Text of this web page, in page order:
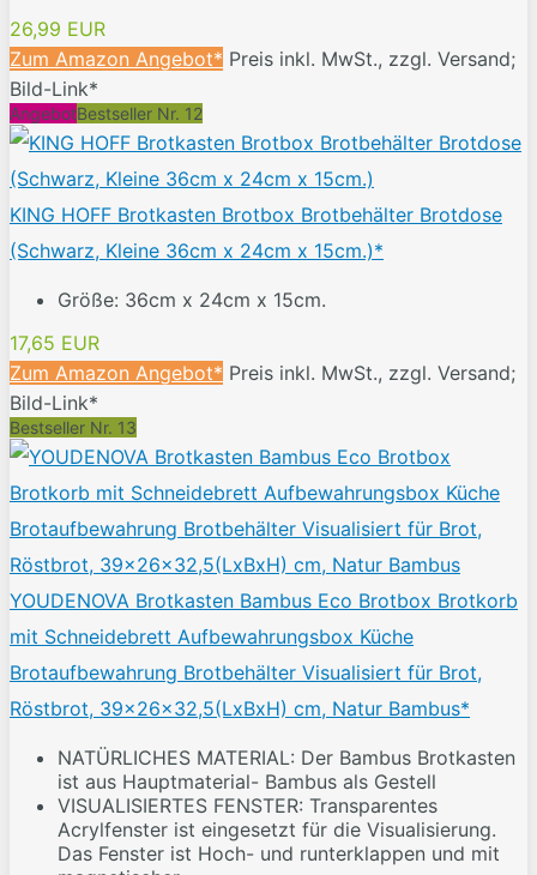
26,99 EUR
Zum Amazon Angebot* Preis inkl. MwSt., zzgl. Versand;
Bild-Link*
AngebotBestseller Nr. 12
KING HOFF Brotkasten Brotbox Brotbehälter Brotdose
(Schwarz, Kleine 36cm x 24cm x 15cm.)*
Größe: 36cm x 24cm x 15cm.
17,65 EUR
Zum Amazon Angebot* Preis inkl. MwSt., zzgl. Versand;
Bild-Link*
Bestseller Nr. 13
YOUDENOVA Brotkasten Bambus Eco Brotbox Brotkorb
mit Schneidebrett Aufbewahrungsbox Küche
Brotaufbewahrung Brotbehälter Visualisiert für Brot,
Röstbrot, 39x26x32,5(LxBxH) cm, Natur Bambus*
NATÜRLICHES MATERIAL: Der Bambus Brotkasten
ist aus Hauptmaterial- Bambus als Gestell
VISUALISIERTES FENSTER: Transparentes
Acrylfenster ist eingesetzt für die Visualisierung.
Das Fenster ist Hoch- und runterklappen und mit